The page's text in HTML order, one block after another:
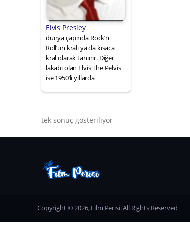
Elvis Presley
dünya çapında Rock’n
Roll’un kralı ya da kısaca
kral olarak tanınır. Diğer
lakabı olan Elvis The Pelvis
ise 1950’li yıllarda
tek sonuç gösteriliyor
Copyright © 2026, Film Perisi. All Rights Reserved